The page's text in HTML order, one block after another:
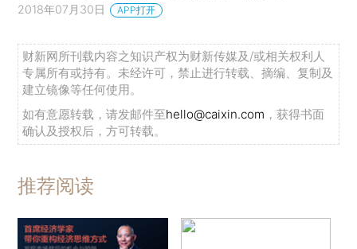
2018年07月30日 APP打开
财新网所刊载内容之知识产权为财新传媒及/或相关权利人
专属所有或持有。未经许可，禁止进行转载、摘编、复制及
建立镜像等任何使用。
如有意愿转载，请发邮件至hello@caixin.com ，获得书面
确认及授权后，方可转载。
推荐阅读